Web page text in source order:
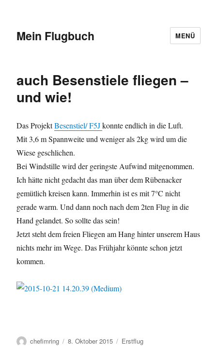
Mein Flugbuch MENÜ
auch Besenstiele fliegen –
und wie!
Das ProjektBesenstiel/ F5Jkonnte endlich in die Luft.
Mit 3,6 m Spannweite und weniger als 2kg wird um die
Wiese geschlichen.
Bei Windstille wird der geringste Aufwind mitgenommen.
Ich hätte nicht gedacht das man über dem Rübenacker
gemütlich kreisen kann. Immerhin ist es mit 7°C nicht
gerade warm. Und dann noch nach dem 2ten Flug in die
Hand gelandet. So sollte das sein!
Jetzt steht dem freien Fliegen am Hang hinter unserem Haus
nichts mehr im Wege. Das Frühjahr könnte schon jetzt
kommen.
Autor
chefimring
Veröffentlicht
8. Oktober 2015 Kategorien
Erstflug